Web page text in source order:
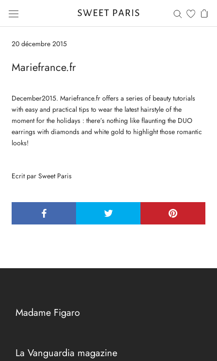
contenu
20 décembre 2015
Mariefrance.fr
December2015. Mariefrance.fr offers a series of beauty tutorials
with easy and practical tips to wear the latest hairstyle of the
moment for the holidays : there’s nothing like flaunting the DUO
earrings with diamonds and white gold to highlight those romantic
looks!
Ecrit par Sweet Paris
Madame Figaro
La Vanguardia magazine